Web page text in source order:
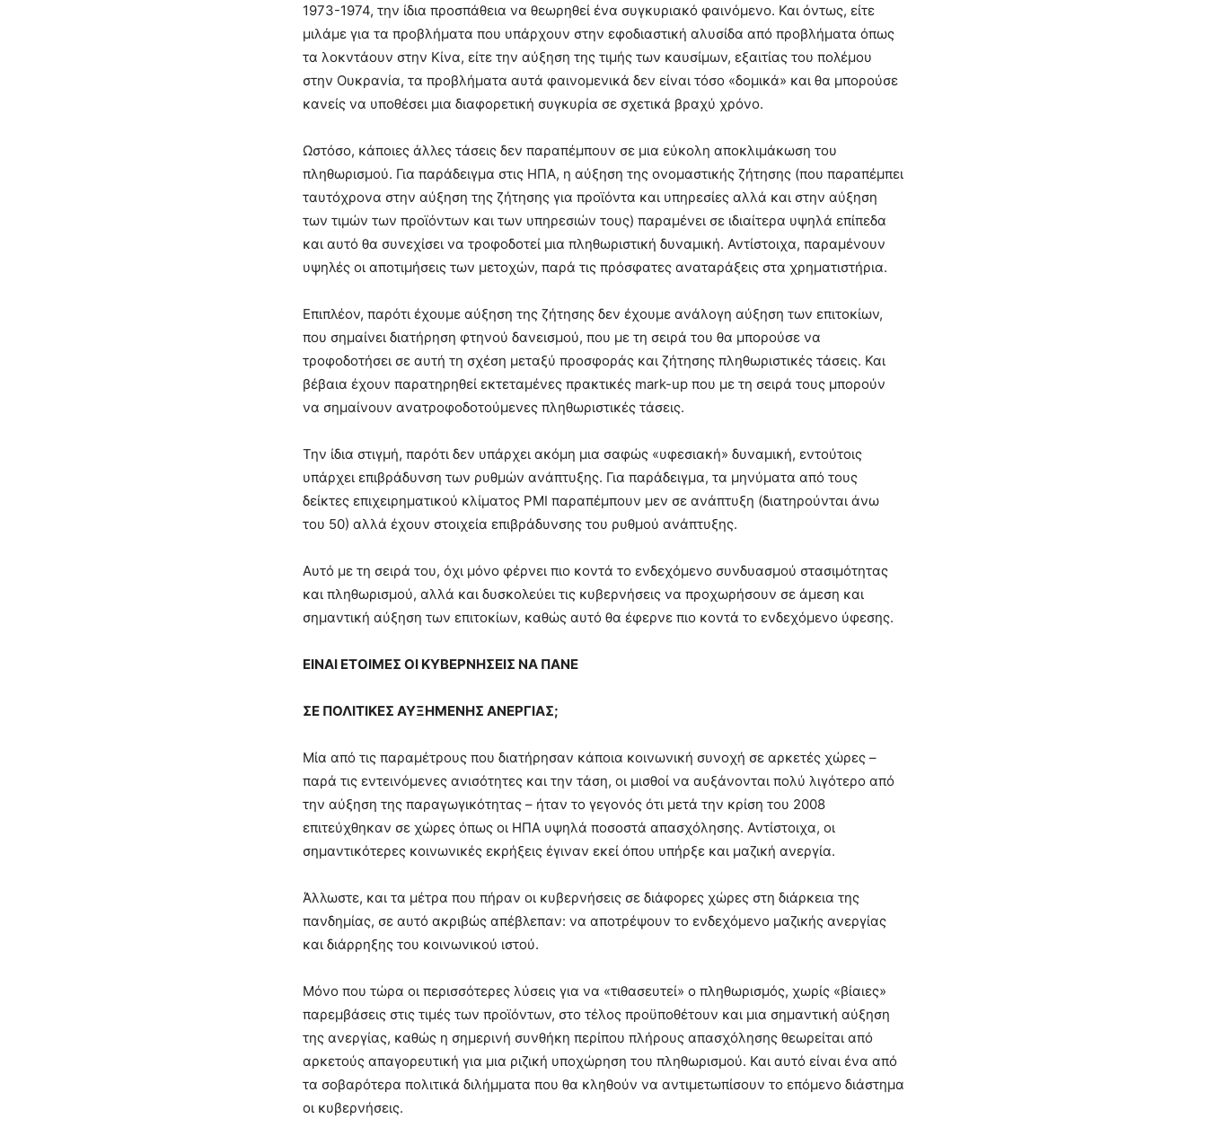
1973-1974, την ίδια προσπάθεια να θεωρηθεί ένα συγκυριακό φαινόμενο. Και όντως, είτε
μιλάμε για τα προβλήματα που υπάρχουν στην εφοδιαστική αλυσίδα από προβλήματα όπως
τα λοκντάουν στην Κίνα, είτε την αύξηση της τιμής των καυσίμων, εξαιτίας του πολέμου
στην Ουκρανία, τα προβλήματα αυτά φαινομενικά δεν είναι τόσο «δομικά» και θα μπορούσε
κανείς να υποθέσει μια διαφορετική συγκυρία σε σχετικά βραχύ χρόνο.
Ωστόσο, κάποιες άλλες τάσεις δεν παραπέμπουν σε μια εύκολη αποκλιμάκωση του
πληθωρισμού. Για παράδειγμα στις ΗΠΑ, η αύξηση της ονομαστικής ζήτησης (που παραπέμπει
ταυτόχρονα στην αύξηση της ζήτησης για προϊόντα και υπηρεσίες αλλά και στην αύξηση
των τιμών των προϊόντων και των υπηρεσιών τους) παραμένει σε ιδιαίτερα υψηλά επίπεδα
και αυτό θα συνεχίσει να τροφοδοτεί μια πληθωριστική δυναμική. Αντίστοιχα, παραμένουν
υψηλές οι αποτιμήσεις των μετοχών, παρά τις πρόσφατες αναταράξεις στα χρηματιστήρια.
Επιπλέον, παρότι έχουμε αύξηση της ζήτησης δεν έχουμε ανάλογη αύξηση των επιτοκίων,
που σημαίνει διατήρηση φτηνού δανεισμού, που με τη σειρά του θα μπορούσε να
τροφοδοτήσει σε αυτή τη σχέση μεταξύ προσφοράς και ζήτησης πληθωριστικές τάσεις. Και
βέβαια έχουν παρατηρηθεί εκτεταμένες πρακτικές mark-up που με τη σειρά τους μπορούν
να σημαίνουν ανατροφοδοτούμενες πληθωριστικές τάσεις.
Την ίδια στιγμή, παρότι δεν υπάρχει ακόμη μια σαφώς «υφεσιακή» δυναμική, εντούτοις
υπάρχει επιβράδυνση των ρυθμών ανάπτυξης. Για παράδειγμα, τα μηνύματα από τους
δείκτες επιχειρηματικού κλίματος PMI παραπέμπουν μεν σε ανάπτυξη (διατηρούνται άνω
του 50) αλλά έχουν στοιχεία επιβράδυνσης του ρυθμού ανάπτυξης.
Αυτό με τη σειρά του, όχι μόνο φέρνει πιο κοντά το ενδεχόμενο συνδυασμού στασιμότητας
και πληθωρισμού, αλλά και δυσκολεύει τις κυβερνήσεις να προχωρήσουν σε άμεση και
σημαντική αύξηση των επιτοκίων, καθώς αυτό θα έφερνε πιο κοντά το ενδεχόμενο ύφεσης.
ΕΙΝΑΙ ΕΤΟΙΜΕΣ ΟΙ ΚΥΒΕΡΝΗΣΕΙΣ ΝΑ ΠΑΝΕ
ΣΕ ΠΟΛΙΤΙΚΕΣ ΑΥΞΗΜΕΝΗΣ ΑΝΕΡΓΙΑΣ;
Μία από τις παραμέτρους που διατήρησαν κάποια κοινωνική συνοχή σε αρκετές χώρες –
παρά τις εντεινόμενες ανισότητες και την τάση, οι μισθοί να αυξάνονται πολύ λιγότερο από
την αύξηση της παραγωγικότητας – ήταν το γεγονός ότι μετά την κρίση του 2008
επιτεύχθηκαν σε χώρες όπως οι ΗΠΑ υψηλά ποσοστά απασχόλησης. Αντίστοιχα, οι
σημαντικότερες κοινωνικές εκρήξεις έγιναν εκεί όπου υπήρξε και μαζική ανεργία.
Άλλωστε, και τα μέτρα που πήραν οι κυβερνήσεις σε διάφορες χώρες στη διάρκεια της
πανδημίας, σε αυτό ακριβώς απέβλεπαν: να αποτρέψουν το ενδεχόμενο μαζικής ανεργίας
και διάρρηξης του κοινωνικού ιστού.
Μόνο που τώρα οι περισσότερες λύσεις για να «τιθασευτεί» ο πληθωρισμός, χωρίς «βίαιες»
παρεμβάσεις στις τιμές των προϊόντων, στο τέλος προϋποθέτουν και μια σημαντική αύξηση
της ανεργίας, καθώς η σημερινή συνθήκη περίπου πλήρους απασχόλησης θεωρείται από
αρκετούς απαγορευτική για μια ριζική υποχώρηση του πληθωρισμού. Και αυτό είναι ένα από
τα σοβαρότερα πολιτικά διλήμματα που θα κληθούν να αντιμετωπίσουν το επόμενο διάστημα
οι κυβερνήσεις.